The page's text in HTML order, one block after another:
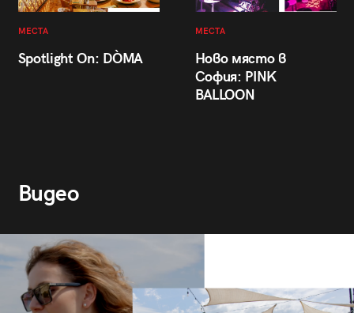
МЕСТА
Spotlight On: DÒMA
МЕСТА
Ново място в
София: PINK
BALLOON
Видео